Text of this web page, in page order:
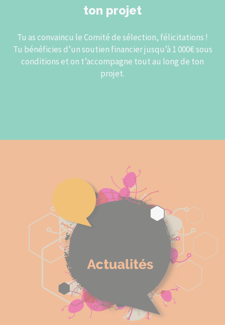
ton projet
Tu as convaincu le Comité de sélection, félicitations !
Tu bénéficies d’un soutien financier jusqu’à 1 000€ sous
conditions et on t’accompagne tout au long de ton
projet.